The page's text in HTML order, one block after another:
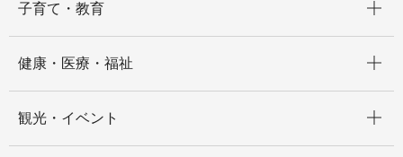
子育て・教育
健康・医療・福祉
観光・イベント